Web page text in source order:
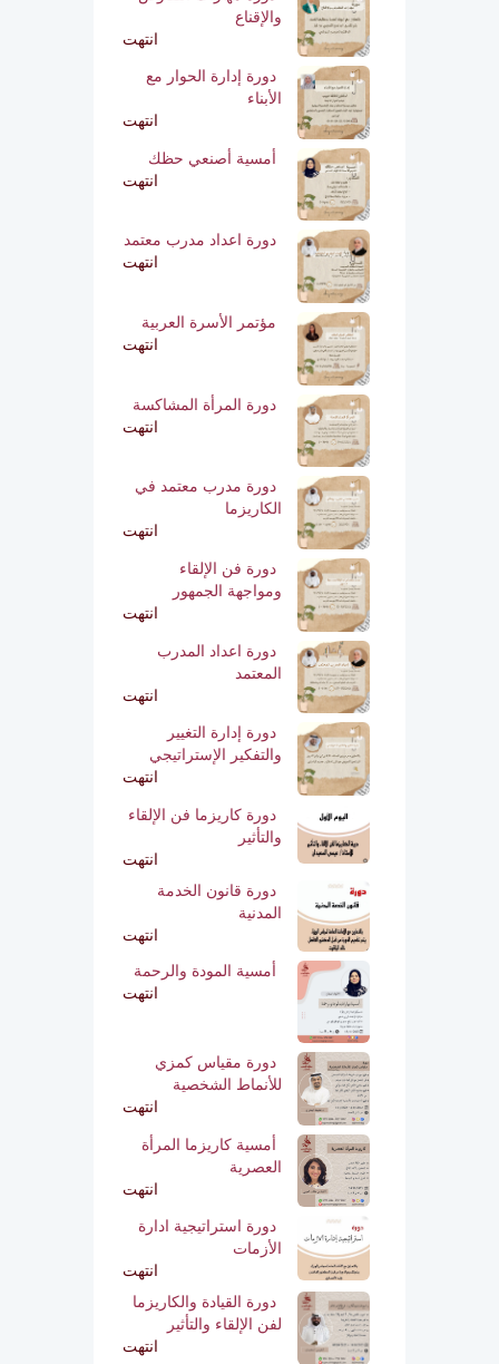
والإقناع
انتهت
دورة إدارة الحوار مع
الأبناء
انتهت
أمسية أصنعي حظك
انتهت
دورة اعداد مدرب معتمد
انتهت
مؤتمر الأسرة العربية
انتهت
دورة المرأة المشاكسة
انتهت
دورة مدرب معتمد في
الكاريزما
انتهت
دورة فن الإلقاء
ومواجهة الجمهور
انتهت
دورة اعداد المدرب
المعتمد
انتهت
دورة إدارة التغيير
والتفكير الإستراتيجي
انتهت
دورة كاريزما فن الإلقاء
والتأثير
انتهت
دورة قانون الخدمة
المدنية
انتهت
أمسية المودة والرحمة
انتهت
دورة مقياس كمزي
للأنماط الشخصية
انتهت
أمسية كاريزما المرأة
العصرية
انتهت
دورة استراتيجية ادارة
الأزمات
انتهت
دورة القيادة والكاريزما
لفن الإلقاء والتأثير
انتهت